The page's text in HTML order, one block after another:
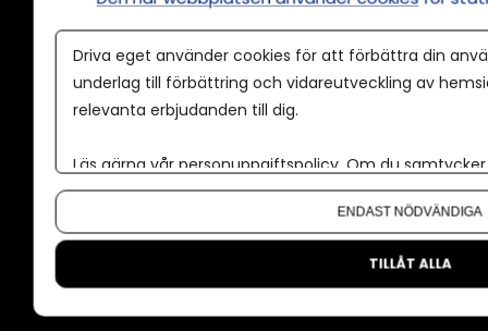
Annonspolicy
Tillgänglighet
Kontakt
Nyhetsbrev
CMS för medier
Driva eget använder cookies för att förbättra din
underlag till förbättring och vidareutveckling av
relevanta erbjudanden till dig.
Läs gärna vår personuppgiftspolicy. Om du
Om du vill ändra ditt val i efterhand hittar du den
ENDAST NÖDVÄNDIGA
TILLÅT ALLA